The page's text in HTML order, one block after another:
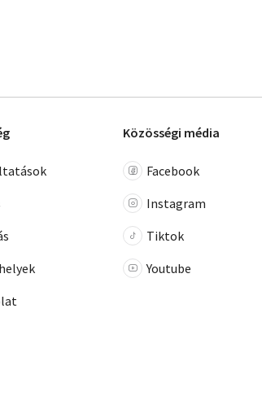
Közösségi média
Facebook
Instagram
Tiktok
Youtube